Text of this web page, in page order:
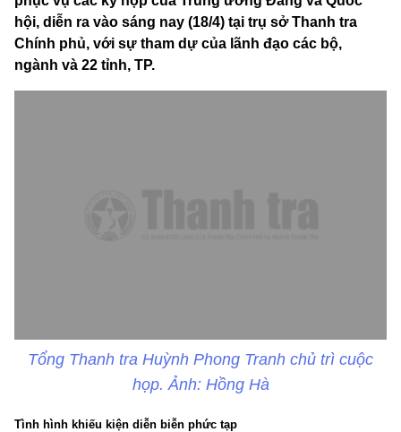
hội, diễn ra vào sáng nay (18/4) tại trụ sở Thanh tra
Chính phủ, với sự tham dự của lãnh đạo các bộ,
ngành và 22 tỉnh, TP.
Tổng Thanh tra Huỳnh Phong Tranh chủ trì cuộc
họp. Ảnh: Hồng Hà
Tình hình khiếu kiện diễn biễn phức tạp